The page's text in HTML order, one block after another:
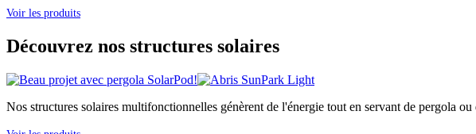
Voir les produits
Découvrez nos structures solaires
Nos structures solaires multifonctionnelles génèrent de l'énergie tout en servant de pergola